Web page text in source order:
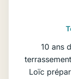
10 ans
Loïc